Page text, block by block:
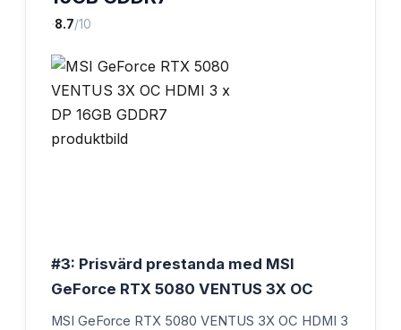
·8.7/10
#3: Prisvärd prestanda med MSI
GeForce RTX 5080 VENTUS 3X OC
MSI GeForce RTX 5080 VENTUS 3X OC HDMI 3